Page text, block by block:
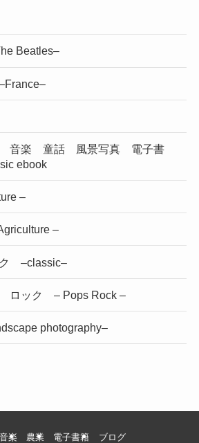
Beatles–
音楽 童話 風景写真 電子書
ebook
–
–
–classic–
ック – Pops Rock –
photography–
音楽 農業 電子書籍 ブログ